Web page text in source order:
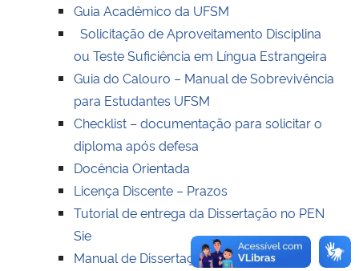
Guia Acadêmico da UFSM
Solicitação de Aproveitamento Disciplina
ou Teste Suficiência em Língua Estrangeira
Guia do Calouro – Manual de Sobrevivência
para Estudantes UFSM
Checklist – documentação para solicitar o
diploma após defesa
Docência Orientada
Licença Discente – Prazos
Tutorial de entrega da Dissertação no PEN
Sie
Manual de Dissertações e Teses MDT /